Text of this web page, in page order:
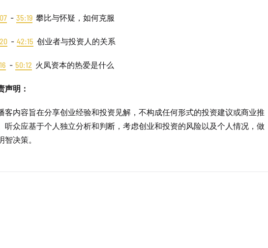
- 35:19 攀比与怀疑，如何克服
- 42:15 创业者与投资人的关系
- 50:12 火凤资本的热爱是什么
声明：
客内容旨在分享创业经验和投资见解，不构成任何形式的投资建议或商业推
听众应基于个人独立分析和判断，考虑创业和投资的风险以及个人情况，做
智决策。